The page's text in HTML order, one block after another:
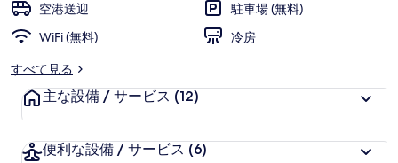
空港送迎
駐車場 (無料)
WiFi (無料)
冷房
すべて見る
主な設備 / サービス (12)
便利な設備 / サービス (6)